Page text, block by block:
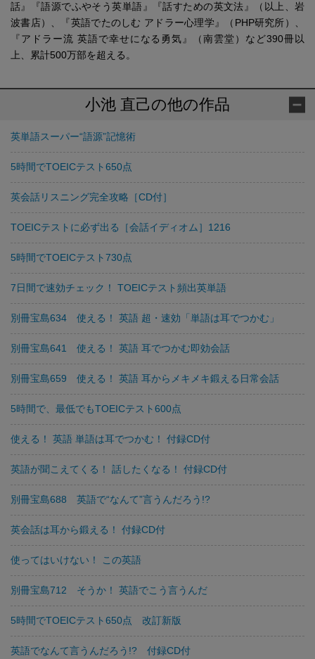
話』『語源でふやそう英単語』『話すための英文法』（以上、岩
波書店）、『英語でたのしむ アドラー心理学』（PHP研究所）、
『アドラー流 英語で幸せになる勇気』（南雲堂）など390冊以
上、累計500万部を超える。
小池 直己の他の作品
英単語スーパー“語源”記憶術
5時間でTOEICテスト650点
英会話リスニング完全攻略［CD付］
TOEICテストに必ず出る［会話イディオム］1216
5時間でTOEICテスト730点
7日間で速効チェック！ TOEICテスト頻出英単語
別冊宝島634 使える！ 英語 超・速効「単語は耳でつかむ」
別冊宝島641 使える！ 英語 耳でつかむ即効会話
別冊宝島659 使える！ 英語 耳からメキメキ鍛える日常会話
5時間で、最低でもTOEICテスト600点
使える！ 英語 単語は耳でつかむ！ 付録CD付
英語が聞こえてくる！ 話したくなる！ 付録CD付
別冊宝島688 英語で“なんて”言うんだろう!?
英会話は耳から鍛える！ 付録CD付
使ってはいけない！ この英語
別冊宝島712 そうか！ 英語でこう言うんだ
5時間でTOEICテスト650点 改訂新版
英語でなんて言うんだろう!? 付録CD付